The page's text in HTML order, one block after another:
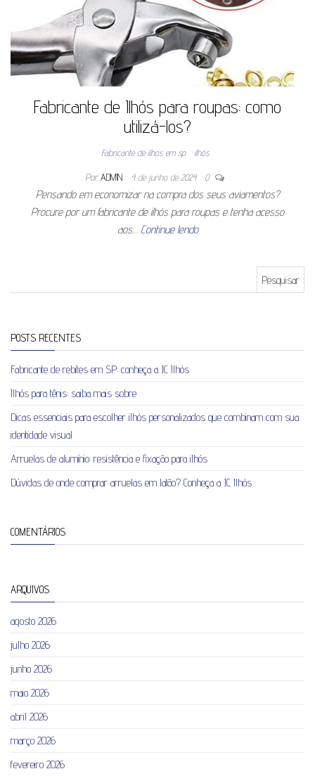
Fabricante de Ilhós para roupas: como
utilizá-los?
Fabricante de ilhos em sp ilhós
Por ADMIN 4 de junho de 2024 0
Pensando em economizar na compra dos seus aviamentos?
Procure por um fabricante de ilhós para roupas e tenha acesso
aos… Continue lendo
POSTS RECENTES
Fabricante de rebites em SP: conheça a JC Ilhós
Ilhós para tênis: saiba mais sobre
Dicas essenciais para escolher ilhós personalizados que combinam com sua
identidade visual
Arruelas de alumínio: resistência e fixação para ilhós
Dúvidas de onde comprar arruelas em latão? Conheça a JC Ilhós
COMENTÁRIOS
ARQUIVOS
agosto 2026
julho 2026
junho 2026
maio 2026
abril 2026
março 2026
fevereiro 2026